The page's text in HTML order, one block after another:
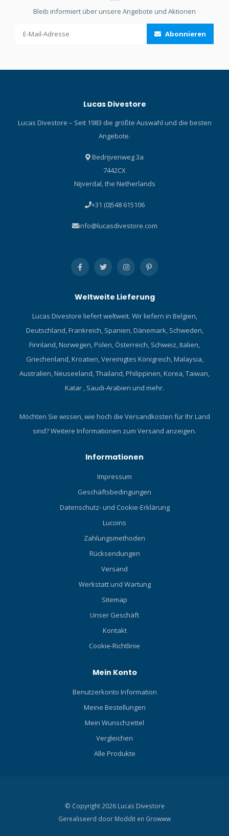
Bleib informiert über unsere Angebote und Aktionen
Abonnieren
Lucas Divestore
Lucas Divestore – Seit 1983 die größte Auswahl und die besten
Angebote.
Bedrijvenweg 3a
7442CX
Nijverdal, the Netherlands
+31 (0)548 615106
info@lucasdivestore.com
Weltweite Lieferung
Lucas Divestore liefert weltweit. Wir liefern in Belgien,
Deutschland, Frankreich, Spanien, Dänemark, Schweden,
Finnland, Norwegen, Polen, Österreich, Schweiz, Italien,
Griechenland, Kroatien, Vereinigtes Königreich, Malaysia,
Australien, Neuseeland, Thailand, Philippinen, Korea, Taiwan,
Katar , Saudi-Arabien und mehr.
Möchten Sie wissen, wie hoch die Versandkosten für Ihr Land
sind?Weitere Informationen zum Versand anzeigen.
Informationen
Impressum
Geschäftsbedingungen
Datenschutz- und Cookie-Erklärung
Lucoins
Zahlungsmethoden
Rücksendungen
Versand
Werkstatt und Wartung
Sitemap
Unser Geschäft
Kontakt
Cookie-Richtlinie
Mein Konto
Benutzerkonto Information
Meine Bestellungen
Mein Wunschzettel
Vergleichen
Alle Produkte
© Copyright 2026 Lucas Divestore
Gerealiseerd door Moddit en Growww